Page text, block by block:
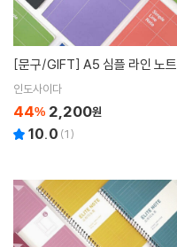
[문구/GIFT] A5 심플 라인 노트
인도사이다
44% 2,200원
10.0 (1)